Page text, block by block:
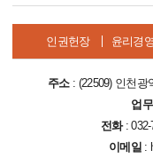
인권헌장 윤리경영
주소: (22509) 인천광
업
전화:
이메일: